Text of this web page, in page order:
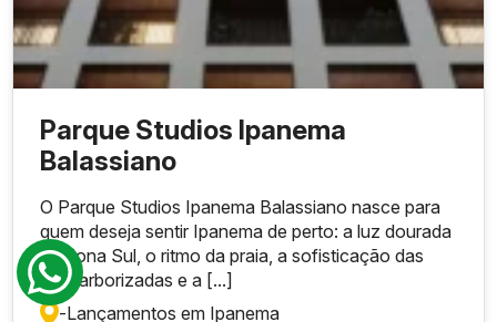
Parque Studios Ipanema
Balassiano
O Parque Studios Ipanema Balassiano nasce para
quem deseja sentir Ipanema de perto: a luz dourada
da Zona Sul, o ritmo da praia, a sofisticação das
ruas arborizadas e a [...]
-Lançamentos em Ipanema